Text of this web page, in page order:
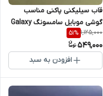
قاب سیلیکنی پاکنی مناسب
گوشی موبایل سامسونگ Galaxy
S21 Plus
1,125,000
51%
549,000
افزودن به سبد